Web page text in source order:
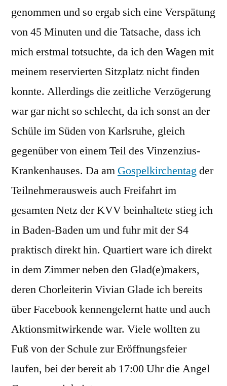
genommen und so ergab sich eine Verspätung
von 45 Minuten und die Tatsache, dass ich
mich erstmal totsuchte, da ich den Wagen mit
meinem reservierten Sitzplatz nicht finden
konnte. Allerdings die zeitliche Verzögerung
war gar nicht so schlecht, da ich sonst an der
Schüle im Süden von Karlsruhe, gleich
gegenüber von einem Teil des Vinzenzius-
Krankenhauses. Da am Gospelkirchentagder
Teilnehmerausweis auch Freifahrt im
gesamten Netz der KVV beinhaltete stieg ich
in Baden-Baden um und fuhr mit der S4
praktisch direkt hin. Quartiert ware ich direkt
in dem Zimmer neben den Glad(e)makers,
deren Chorleiterin Vivian Glade ich bereits
über Facebook kennengelernt hatte und auch
Aktionsmitwirkende war. Viele wollten zu
Fuß von der Schule zur Eröffnungsfeier
laufen, bei der bereit ab 17:00 Uhr die Angel